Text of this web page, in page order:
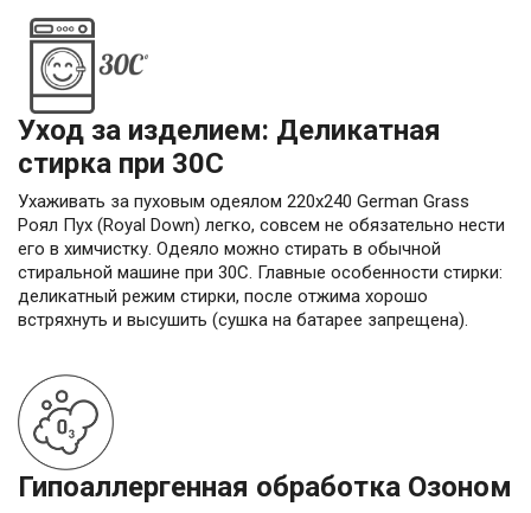
Уход за изделием: Деликатная
стирка при 30С
Ухаживать за пуховым одеялом 220х240 German Grass
Роял Пух (Royal Down) легко, совсем не обязательно нести
его в химчистку. Одеяло можно стирать в обычной
стиральной машине при 30С. Главные особенности стирки:
деликатный режим стирки, после отжима хорошо
встряхнуть и высушить (сушка на батарее запрещена).
Гипоаллергенная обработка Озоном